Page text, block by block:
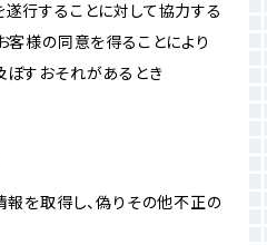
行することに対して協力する
客様の同意を得ることにより
すおそれがあるとき
報を取得し、偽りその他不正の